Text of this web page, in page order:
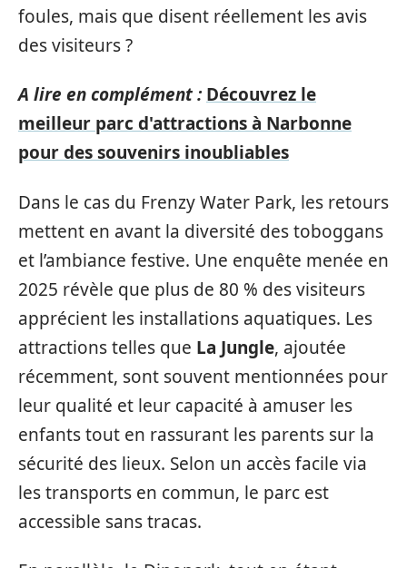
foules, mais que disent réellement les avis
des visiteurs ?
A lire en complément : Découvrez le
meilleur parc d'attractions à Narbonne
pour des souvenirs inoubliables
Dans le cas du Frenzy Water Park, les retours
mettent en avant la diversité des toboggans
et l’ambiance festive. Une enquête menée en
2025 révèle que plus de 80 % des visiteurs
apprécient les installations aquatiques. Les
attractions telles que La Jungle, ajoutée
récemment, sont souvent mentionnées pour
leur qualité et leur capacité à amuser les
enfants tout en rassurant les parents sur la
sécurité des lieux. Selon un accès facile via
les transports en commun, le parc est
accessible sans tracas.